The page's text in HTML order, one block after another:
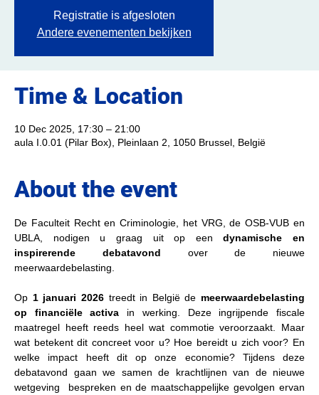
Registratie is afgesloten
Andere evenementen bekijken
Time & Location
10 Dec 2025, 17:30 – 21:00
aula I.0.01 (Pilar Box), Pleinlaan 2, 1050 Brussel, België
About the event
De Faculteit Recht en Criminologie, het VRG, de OSB-VUB en
UBLA, nodigen u graag uit op een dynamische en
inspirerende debatavond over de nieuwe
meerwaardebelasting.
Op 1 januari 2026 treedt in België de meerwaardebelasting
op financiële activa in werking. Deze ingrijpende fiscale
maatregel heeft reeds heel wat commotie veroorzaakt. Maar
wat betekent dit concreet voor u? Hoe bereidt u zich voor? En
welke impact heeft dit op onze economie? Tijdens deze
debatavond gaan we samen de krachtlijnen van de nieuwe
wetgeving  bespreken en de maatschappelijke gevolgen ervan